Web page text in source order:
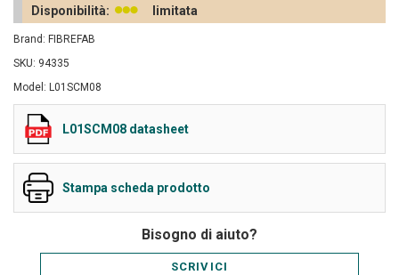
Disponibilità: limitata
Brand: FIBREFAB
SKU: 94335
Model: L01SCM08
L01SCM08 datasheet
Stampa scheda prodotto
Bisogno di aiuto?
SCRIVICI